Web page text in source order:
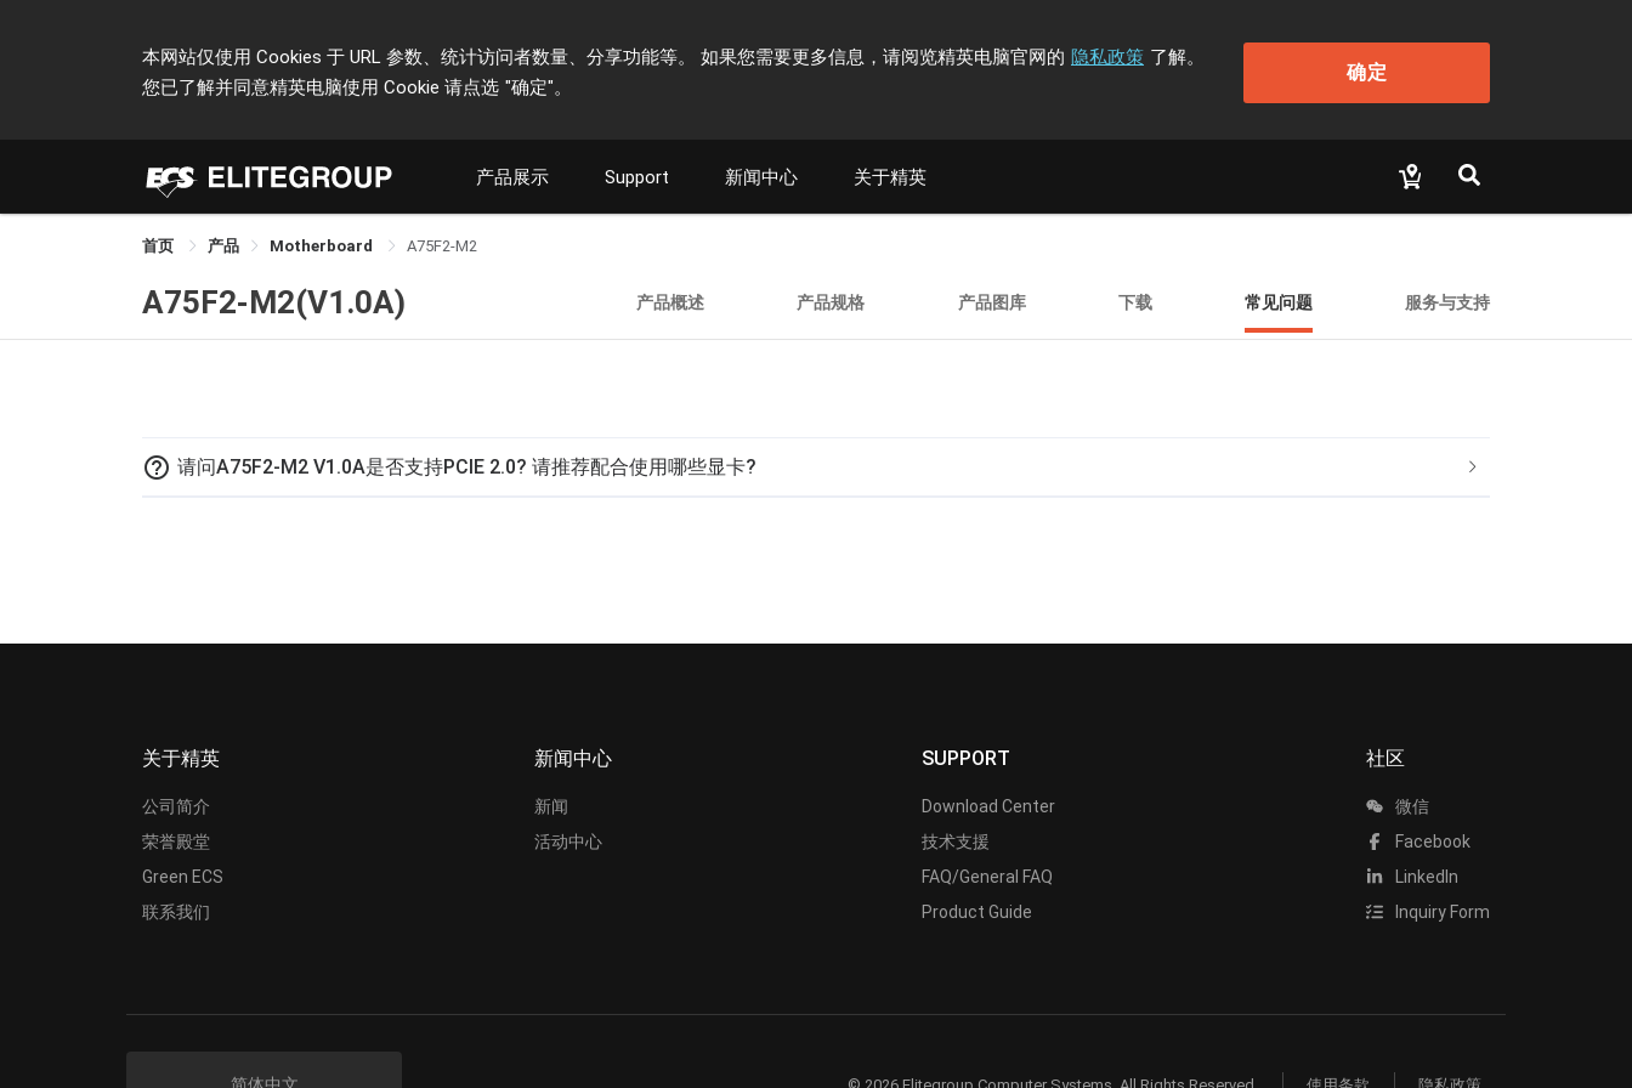
本网站仅使用 Cookies 于 URL 参数、统计访问者数量、分享功能等。 如果您需要更多信息，请阅览精英电脑官网的 隐私政策 了解。
您已了解并同意精英电脑使用 Cookie 请点选 "确定"。
确定
产品展示 Support 新闻中心 关于精英
首页 产品 Motherboard A75F2-M2
A75F2-M2(V1.0A) 产品概述 产品规格 产品图库 下载 常见问题 服务与支持
help_outline 请问A75F2-M2 V1.0A是否支持PCIE 2.0? 请推荐配合使用哪些显卡?
关于精英
公司简介
荣誉殿堂
Green ECS
联系我们
新闻中心
新闻
活动中心
SUPPORT
Download Center
技术支援
FAQ/General FAQ
Product Guide
社区
微信
Facebook
LinkedIn
Inquiry Form